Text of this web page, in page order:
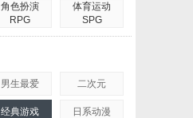
角色扮演
RPG
体育运动
SPG
男生最爱 二次元
经典游戏 日系动漫